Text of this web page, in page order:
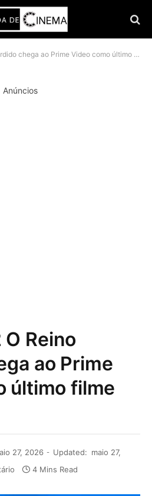
ao Prime Video como último filme da DCEU
Anúncios
Reino
ao Prime
último filme
27, 2026 Updated: maio 27,
4 Mins Read